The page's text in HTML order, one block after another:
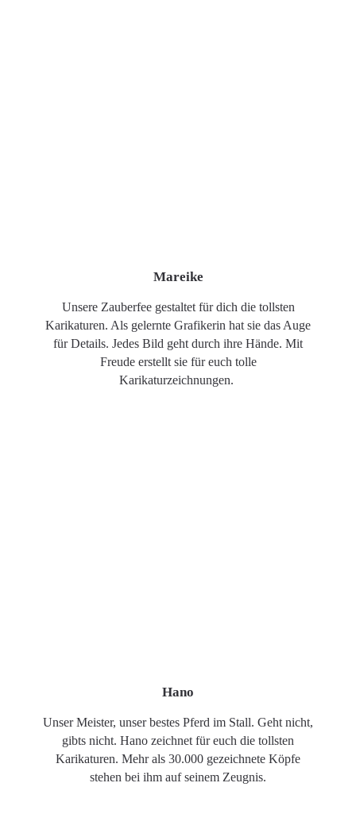
Mareike
Unsere Zauberfee gestaltet für dich die tollsten
Karikaturen. Als gelernte Grafikerin hat sie das Auge
für Details. Jedes Bild geht durch ihre Hände. Mit
Freude erstellt sie für euch tolle
Karikaturzeichnungen.
Hano
Unser Meister, unser bestes Pferd im Stall. Geht nicht,
gibts nicht. Hano zeichnet für euch die tollsten
Karikaturen. Mehr als 30.000 gezeichnete Köpfe
stehen bei ihm auf seinem Zeugnis.